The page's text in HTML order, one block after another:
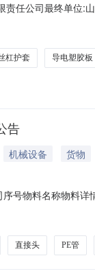
责任公司最终单位:
个53.02；5防雨
杠护套 导电塑胶板
告
机械设备
货物
号物料名称物料
宁
直接头 PE管